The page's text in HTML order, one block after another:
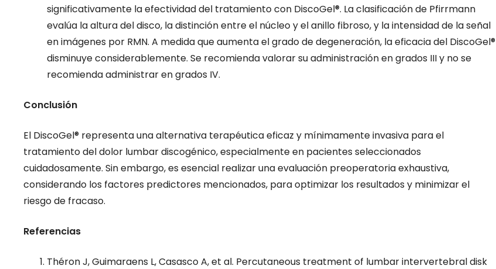
significativamente la efectividad del tratamiento con DiscoGel®. La clasificación de Pfirrmann
evalúa la altura del disco, la distinción entre el núcleo y el anillo fibroso, y la intensidad de la señal
en imágenes por RMN. A medida que aumenta el grado de degeneración, la eficacia del DiscoGel®
disminuye considerablemente. Se recomienda valorar su administración en grados III y no se
recomienda administrar en grados IV.
Conclusión
El DiscoGel® representa una alternativa terapéutica eficaz y mínimamente invasiva para el
tratamiento del dolor lumbar discogénico, especialmente en pacientes seleccionados
cuidadosamente. Sin embargo, es esencial realizar una evaluación preoperatoria exhaustiva,
considerando los factores predictores mencionados, para optimizar los resultados y minimizar el
riesgo de fracaso.
Referencias
Théron J, Guimaraens L, Casasco A, et al. Percutaneous treatment of lumbar intervertebral disk